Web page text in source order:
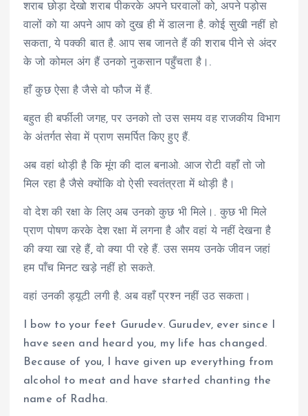
शराब छोड़ा देखो शराब पीकरके अपने घरवालों को, अपने पड़ोस
वालों को या अपने आप को दुख ही में डालना है. कोई सुखी नहीं हो
सकता, ये पक्की बात है. आप सब जानते हैं की शराब पीने से अंदर
के जो कोमल अंग हैं उनको नुकसान पहुँचता है।.
हाँ कुछ ऐसा है जैसे वो फौज में हैं.
बहुत ही बर्फीली जगह, पर उनको तो उस समय वह राजकीय विभाग
के अंतर्गत सेवा में प्राण समर्पित किए हुए हैं.
अब वहां थोड़ी है कि मूंग की दाल बनाओ. आज रोटी वहाँ तो जो
मिल रहा है जैसे क्योंकि वो ऐसी स्वतंत्रता में थोड़ी है।
वो देश की रक्षा के लिए अब उनको कुछ भी मिले।. कुछ भी मिले
प्राण पोषण करके देश रक्षा में लगना है और वहां ये नहीं देखना है
की क्या खा रहे हैं, वो क्या पी रहे हैं. उस समय उनके जीवन जहां
हम पाँच मिनट खड़े नहीं हो सकते.
वहां उनकी ड्यूटी लगी है. अब वहाँ प्रश्न नहीं उठ सकता।
I bow to your feet Gurudev. Gurudev, ever since I
have seen and heard you, my life has changed.
Because of you, I have given up everything from
alcohol to meat and have started chanting the
name of Radha.